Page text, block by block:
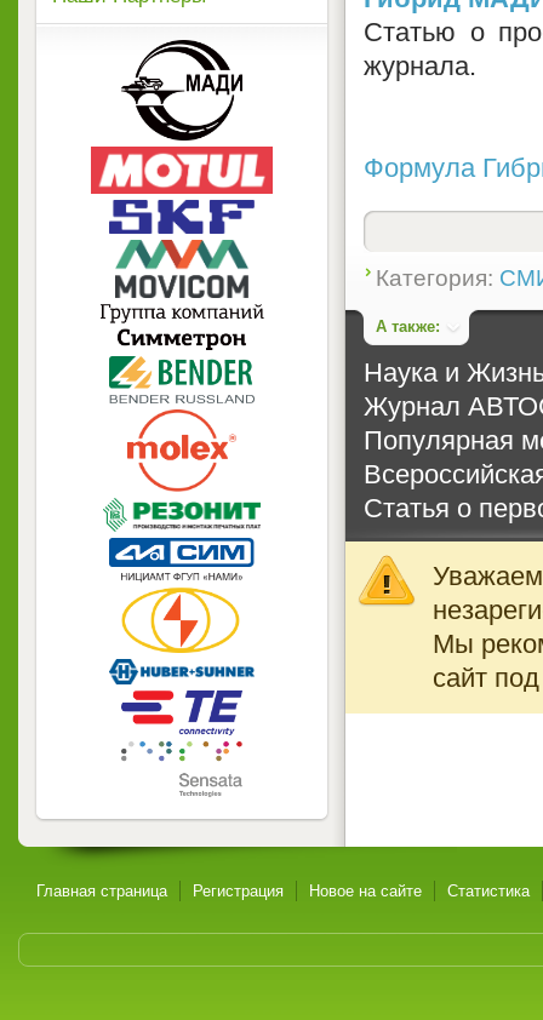
Статью о
журнала.
Формула
Категория:
А также:
Наука и
Журнал
Популярная
Статья о
Мы
сайт
Главная страница Регистрация Новое на сайте Статистика